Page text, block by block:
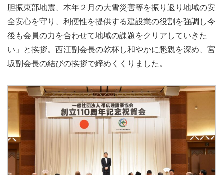
胆振東部地震、本年２月の大雪災害等を振り返り地域の安
全安心を守り、利便性を提供する建設業の役割を強調し今
後も会員の力を合わせて地域の課題をクリアしていきた
い」と挨拶。西江副会長の乾杯し和やかに懇親を深め、宮
坂副会長の結びの挨拶で締めくくりました。